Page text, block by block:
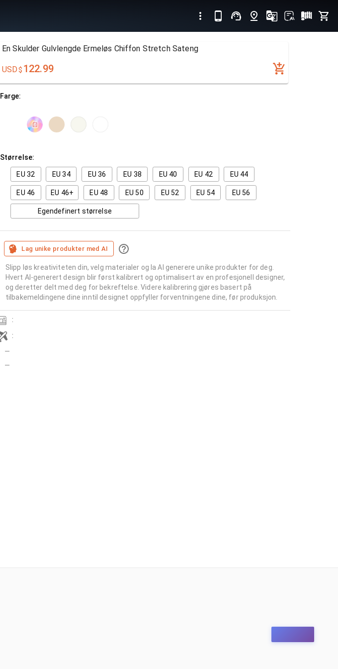
En Skulder Gulvlengde Ermeløs Chiffon Stretch Sateng
USD$ 122.99
Farge:
Størrelse:
EU 32 EU 34 EU 36 EU 38 EU 40 EU 42 EU 44
EU 46 EU 46+ EU 48 EU 50 EU 52 EU 54 EU 56
Egendefinert størrelse
Lag unike produkter med AI
Slipp løs kreativiteten din, velg materialer og la AI generere unike produkter for deg.
Hvert AI-generert design blir først kalibrert og optimalisert av en profesjonell designer,
og deretter delt med deg for bekreftelse. Videre kalibrering gjøres basert på
tilbakemeldingene dine inntil designet oppfyller forventningene dine, før produksjon.
:
:
—
—